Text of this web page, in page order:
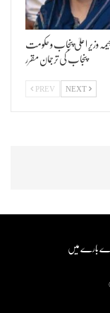
وزیر اعلیٰ پنجاب و حکومت
پنجاب کی ترجمان مقرر
PREV NEXT
بارے میں